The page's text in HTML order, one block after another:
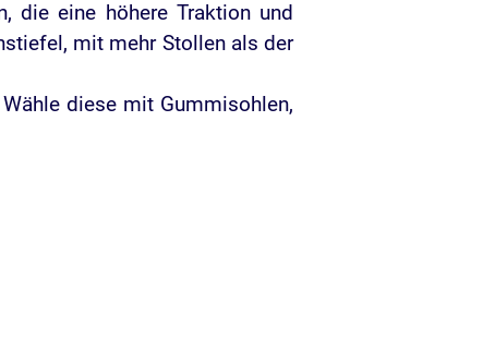
die eine höhere Traktion und
mit mehr Stollen als der
diese mit Gummisohlen,